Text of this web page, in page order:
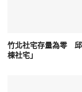
竹北社宅存量為零 邱
棟社宅」